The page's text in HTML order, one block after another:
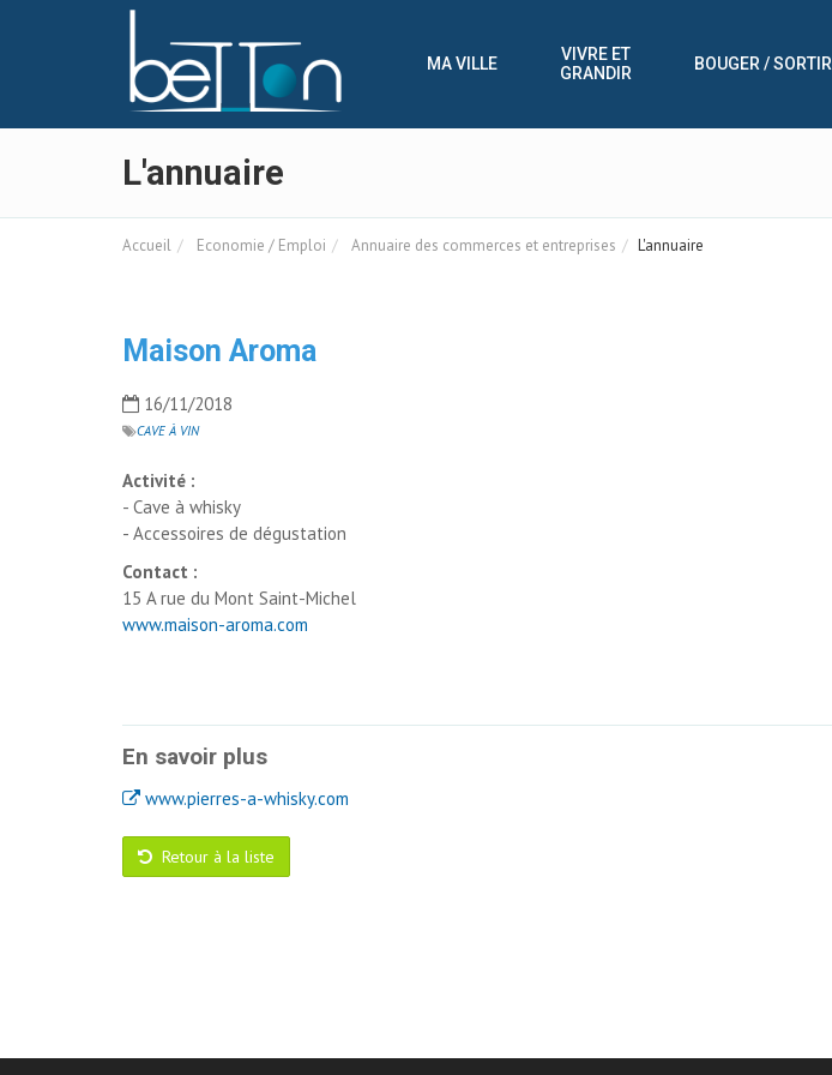
MA VILLE
VIVRE ET
GRANDIR
BOUGER / SORTIR
L'annuaire
Accueil Economie / Emploi Annuaire des commerces et entreprises L'annuaire
Maison Aroma
16/11/2018
CAVE À VIN
Activité :
- Cave à whisky
- Accessoires de dégustation
Contact :
15 A rue du Mont Saint-Michel
www.maison-aroma.com
En savoir plus
www.pierres-a-whisky.com
Retour à la liste
Panneau de gestion des cookies